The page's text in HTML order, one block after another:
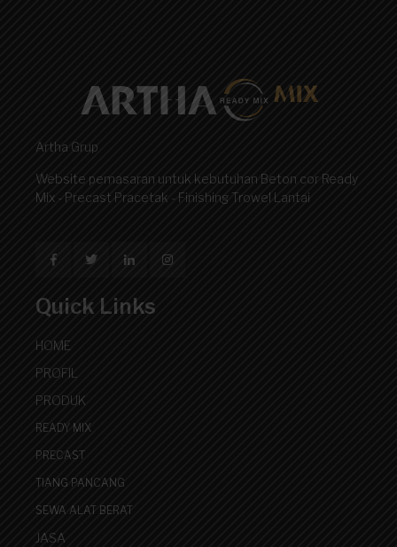
Artha Grup
Website pemasaran untuk kebutuhan Beton cor Ready
Mix - Precast Pracetak - Finishing Trowel Lantai
Quick Links
HOME
PROFIL
PRODUK
READY MIX
PRECAST
TIANG PANCANG
SEWA ALAT BERAT
JASA